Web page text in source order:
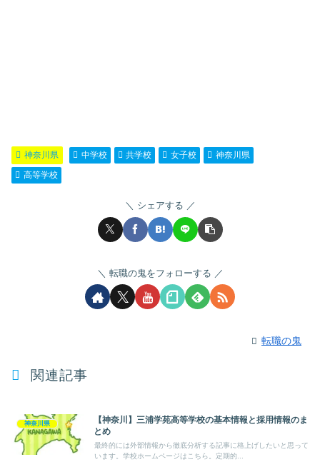
神奈川県 中学校 共学校 女子校
神奈川県
高等学校
シェアする
転職の鬼をフォローする
転職の鬼
関連記事
神奈川県
【神奈川】三浦学苑高等学校の基本情報と採用情報のま
とめ
最終的には外部情報から徹底分析する記事に格上げしたいと思って
います。学校ホームページはこちら。定期的...